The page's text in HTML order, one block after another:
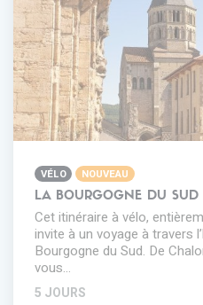
VÉLO NOUVEAU
LA BOURGOGNE DU
Cet itinéraire à vélo,
invite à un voyage à travers
Bourgogne du Sud. De
vous…
5 JOURS